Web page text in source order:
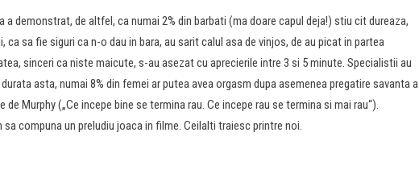
a demonstrat, de altfel, ca numai 2% din barbati (ma doare capul deja!) stiu cit dureaza,
ca sa fie siguri ca n-o dau in bara, au sarit calul asa de vinjos, de au picat in partea
sinceri ca niste maicute, s-au asezat cu aprecierile intre 3 si 5 minute. Specialistii au
asta, numai 8% din femei ar putea avea orgasm dupa asemenea pregatire savanta a
Murphy („Ce incepe bine se termina rau. Ce incepe rau se termina si mai rau“).
compuna un preludiu joaca in filme. Ceilalti traiesc printre noi.